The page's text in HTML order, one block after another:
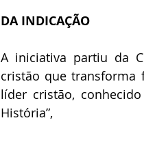
DA INDICAÇÃO
A iniciativa partiu da
cristão que transforma
líder cristão,
História”,